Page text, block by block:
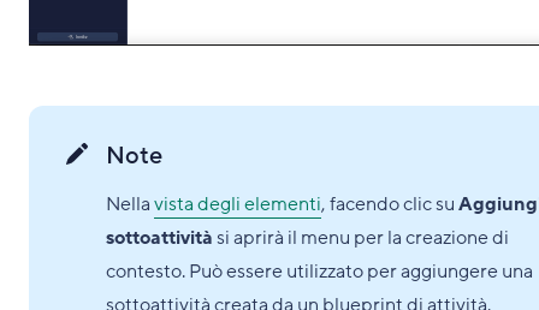
Note
Nellavista degli elementi, facendo clic su
sottoattivitàsi aprirà il menu per la creazione di
contesto. Può essere utilizzato per aggiungere una